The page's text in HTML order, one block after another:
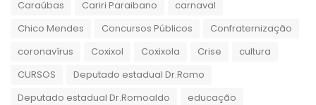
Caraúbas
Cariri Paraibano
carnaval
Chico Mendes
Concursos Públicos
Confraternização
coronavírus
Coxixol Coxixola Crise
cultura
CURSOS
Deputado estadual Dr.Romo
Deputado estadual Dr.Romoaldo
educação